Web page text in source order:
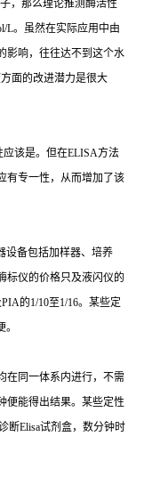
，那么理论推测酶活性
L。虽然在实际应用中由
影响，往往达不到这个水
面的改进潜力是很大
应该是。但在ELISA方法
有专一性，从而增加了该
设备包括加样器、培养
标仪的价格只及液闪仪的
PIA的1/10至1/16。某些定
在同一体系内进行，不需
便能得出结果。某些定性
断Elisa试剂盒，数分钟时